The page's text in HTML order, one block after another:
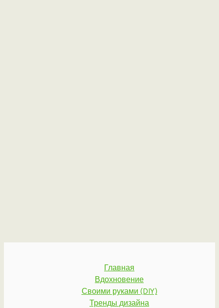
Главная
Вдохновение
Своими руками (DIY)
Тренды дизайна